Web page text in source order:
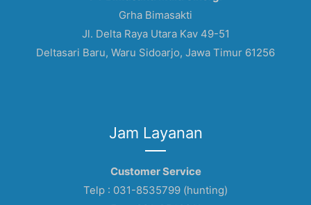
Grha Bimasakti
Jl. Delta Raya Utara Kav 49-51
Deltasari Baru, Waru Sidoarjo, Jawa Timur 61256
Jam Layanan
Customer Service
Telp : 031-8535799 (hunting)